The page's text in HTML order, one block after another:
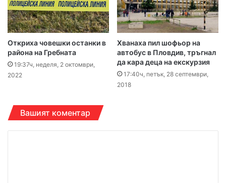
Откриха човешки останки в
района на Гребната
19:37ч, неделя, 2 октомври,
2022
Хванаха пил шофьор на
автобус в Пловдив, тръгнал
да кара деца на екскурзия
17:40ч, петък, 28 септември,
2018
Вашият коментар